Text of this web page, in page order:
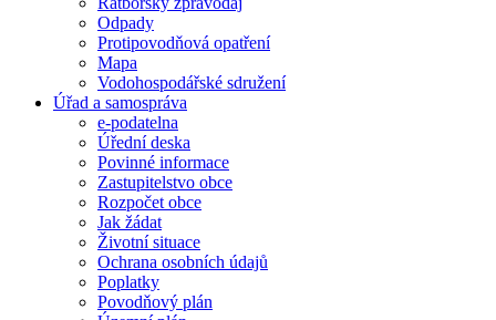
Odpady
Protipovodňová opatření
Mapa
Vodohospodářské sdružení
Úřad a samospráva
e-podatelna
Úřední deska
Povinné informace
Zastupitelstvo obce
Rozpočet obce
Jak žádat
Životní situace
Ochrana osobních údajů
Poplatky
Povodňový plán